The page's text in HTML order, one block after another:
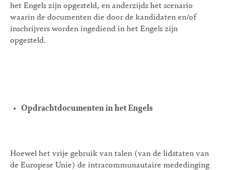
het Engels zijn opgesteld, en anderzijds het scenario
waarin de documenten die door de kandidaten en/of
inschrijvers worden ingediend in het Engels zijn
opgesteld.
Opdrachtdocumenten in het Engels
Hoewel het vrije gebruik van talen (van de lidstaten van
de Europese Unie) de intracommunautaire mededinging